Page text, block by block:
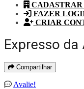
CADASTRAR
FAZER
CRIAR
Expresso da
Compartilhar
Avalie!